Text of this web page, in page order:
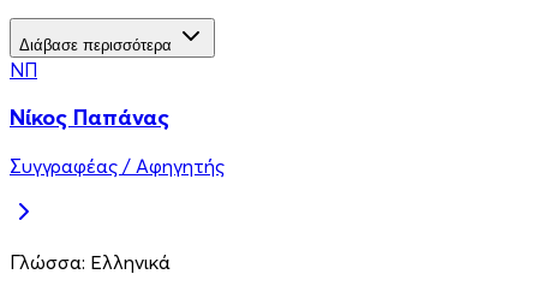
Διάβασε περισσότερα
ΝΠ
Νίκος Παπάνας
Συγγραφέας / Αφηγητής
Γλώσσα: Ελληνικά